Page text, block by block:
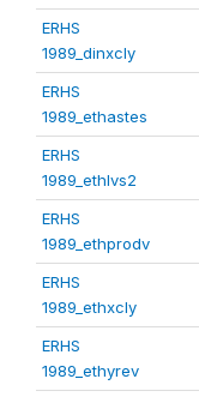
ERHS
1989_dinxcly
ERHS
1989_ethastes
ERHS
1989_ethlvs2
ERHS
1989_ethprodv
ERHS
1989_ethxcly
ERHS
1989_ethyrev